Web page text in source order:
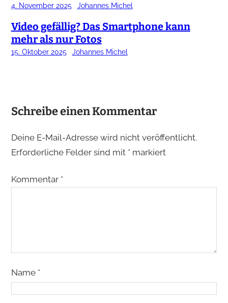
4. November 2025 Johannes Michel
Video gefällig? Das Smartphone kann
mehr als nur Fotos
15. Oktober 2025 Johannes Michel
Schreibe einen Kommentar
Deine E-Mail-Adresse wird nicht veröffentlicht.
Erforderliche Felder sind mit *markiert
Kommentar *
Name *